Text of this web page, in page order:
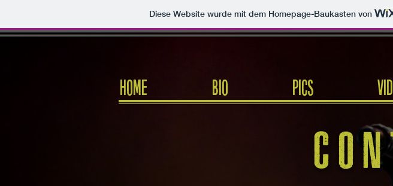
Diese Website wurde mit dem Homepage-Baukasten von
HOME Bio Pics